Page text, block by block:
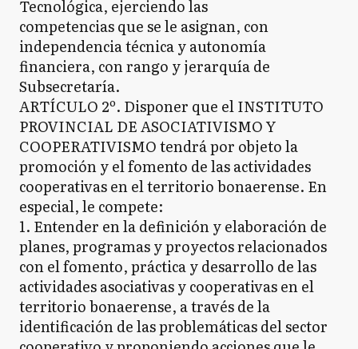
Tecnológica, ejerciendo las
competencias que se le asignan, con
independencia técnica y autonomía
financiera, con rango y jerarquía de
Subsecretaría.
ARTÍCULO 2º. Disponer que el INSTITUTO
PROVINCIAL DE ASOCIATIVISMO Y
COOPERATIVISMO tendrá por objeto la
promoción y el fomento de las actividades
cooperativas en el territorio bonaerense. En
especial, le compete:
1. Entender en la definición y elaboración de
planes, programas y proyectos relacionados
con el fomento, práctica y desarrollo de las
actividades asociativas y cooperativas en el
territorio bonaerense, a través de la
identificación de las problemáticas del sector